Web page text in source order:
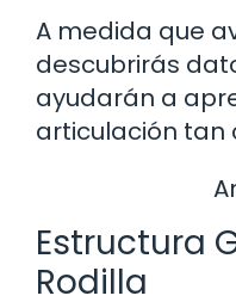
A medida que
descubrirás
ayudarán a
articulación tan
Estructura
Rodilla